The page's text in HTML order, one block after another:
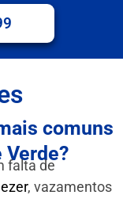
comuns
falta de
, vazamentos